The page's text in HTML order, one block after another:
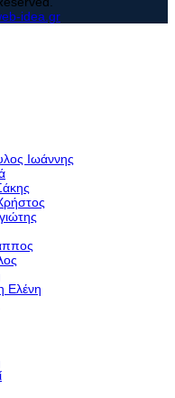
idea.gr
Ιωάννης
Ελένη